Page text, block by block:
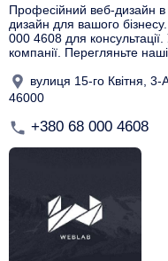
Професійний веб-дизайн
дизайн для вашого
000 4608 для
компанії. Перегляньте
вулиця 15-го Квітня, 3-
46000
+380 68 000 4608